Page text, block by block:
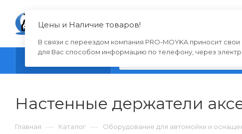
Настенные держатели
Главная — Каталог — Оборудование для автомойки и
Цены и Наличие товаров!
В связи с переездом компания PRO-MOYKA приносит
для Вас способом информацию по телефону, через